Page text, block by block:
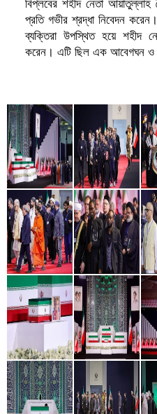
বিপ্লবের শহীদ নেতা আয়াতুল্লাহ
প্রতি গভীর শ্রদ্ধা নিবেদন করেন।
ব্যক্তিরা উপস্থিত হয়ে শহীদ
করেন। এটি ছিল এক আবেগঘন ও